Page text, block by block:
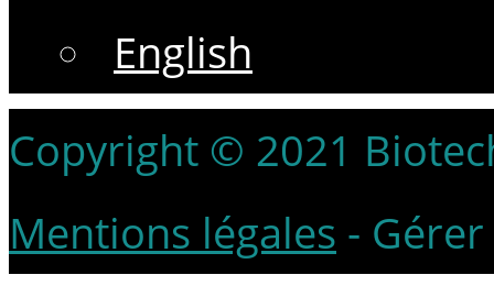
English
Copyright © 2021
Mentions légales -